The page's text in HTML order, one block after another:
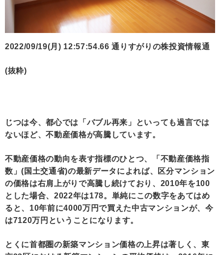
2022/09/19(月) 12:57:54.66 通りすがりの株投資情報通
(抜粋)
じつは今、都心では「バブル再来」といっても過言では
ないほど、不動産価格が高騰しています。
不動産価格の動向を表す指標のひとつ、「不動産価格指
数」(国土交通省)の最新データによれば、区分マンション
の価格は右肩上がりで高騰し続けており、2010年を100
とした場合、2022年は178。単純にこの数字をあてはめ
ると、10年前に4000万円で買えた中古マンションが、今
は7120万円ということになります。
とくに首都圏の新築マンション価格の上昇は著しく、東